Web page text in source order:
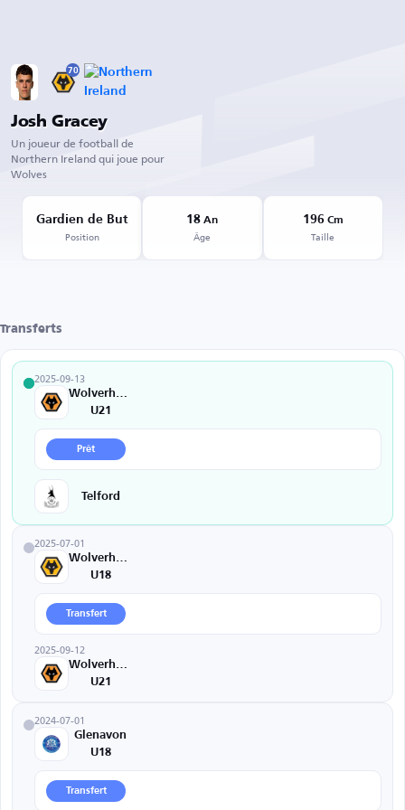
70
Josh Gracey
Un joueur de football de
Northern Ireland qui joue pour
Wolves
Gardien de But
Position
18 An
Âge
196Cm
Taille
Transferts
2025-09-13
Wolverhampton
U21
Prêt
Telford
2025-07-01
Wolverhampton
U18
Transfert
2025-09-12
Wolverhampton
U21
2024-07-01
Glenavon
U18
Transfert